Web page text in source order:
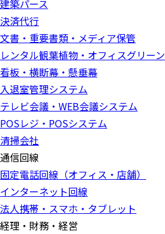
建築パース
決済代行
文書・重要書類・メディア保管
レンタル観葉植物・オフィスグリーン
看板・横断幕・懸垂幕
入退室管理システム
テレビ会議・WEB会議システム
POSレジ・POSシステム
清掃会社
通信回線
固定電話回線（オフィス・店舗）
インターネット回線
法人携帯・スマホ・タブレット
経理・財務・経営